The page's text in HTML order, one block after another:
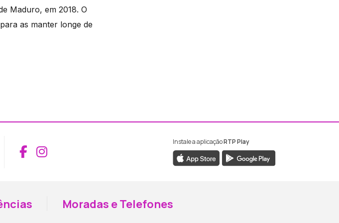
Maduro, em 2018. O
as manter longe de
Aceder ao Facebook da RTP Madeira
Aceder ao Instagram da RTP Madeira
Instale a aplicaçãoRTP Play
Moradas e Telefones